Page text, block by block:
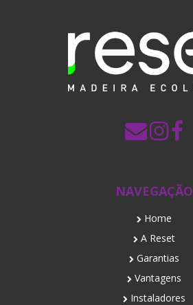
NAVEGAÇÃO
Home
A Reset
Garantias
Vantagens
Instaladores